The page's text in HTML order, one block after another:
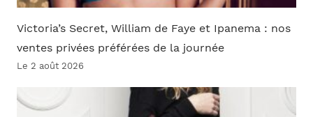
Victoria’s Secret, William de Faye et Ipanema : nos
ventes privées préférées de la journée
Le 2 août 2026